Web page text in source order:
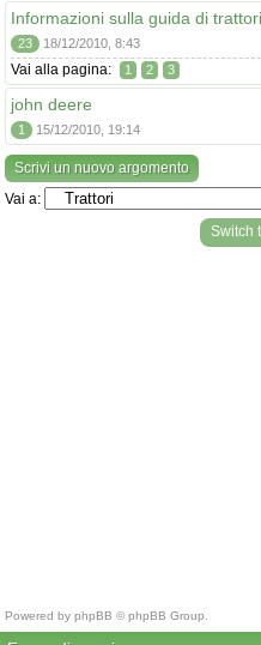
Informazioni sulla guida di
23 18/12/2010, 8:43
Vai alla pagina: 1 2 3
john deere
1 15/12/2010, 19:14
Scrivi un nuovo argomento
Vai a:
Switch
Powered by phpBB © phpBB Group.